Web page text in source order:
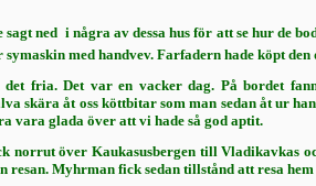
ned  i några av dessa hus för att se hur de
symaskin med handvev. Far­fadern hade köpt
det fria. Det var en vacker dag. På bordet
skära åt oss köttbitar som man sedan åt ur
vara glada över att vi hade så god aptit.
norrut över Kaukasusbergen till Vladikavkas
resan. Myhrman fick sedan tillstånd att resa